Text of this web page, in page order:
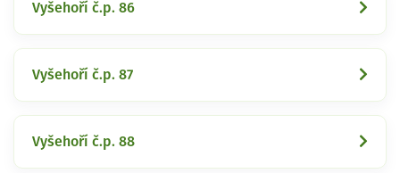
Vyšehoří č.p. 86
Vyšehoří č.p. 87
Vyšehoří č.p. 88